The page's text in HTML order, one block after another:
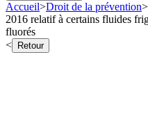
Accueil>Droit de la prévention>
2016 relatif à certains fluides
fluorés
<
Retour